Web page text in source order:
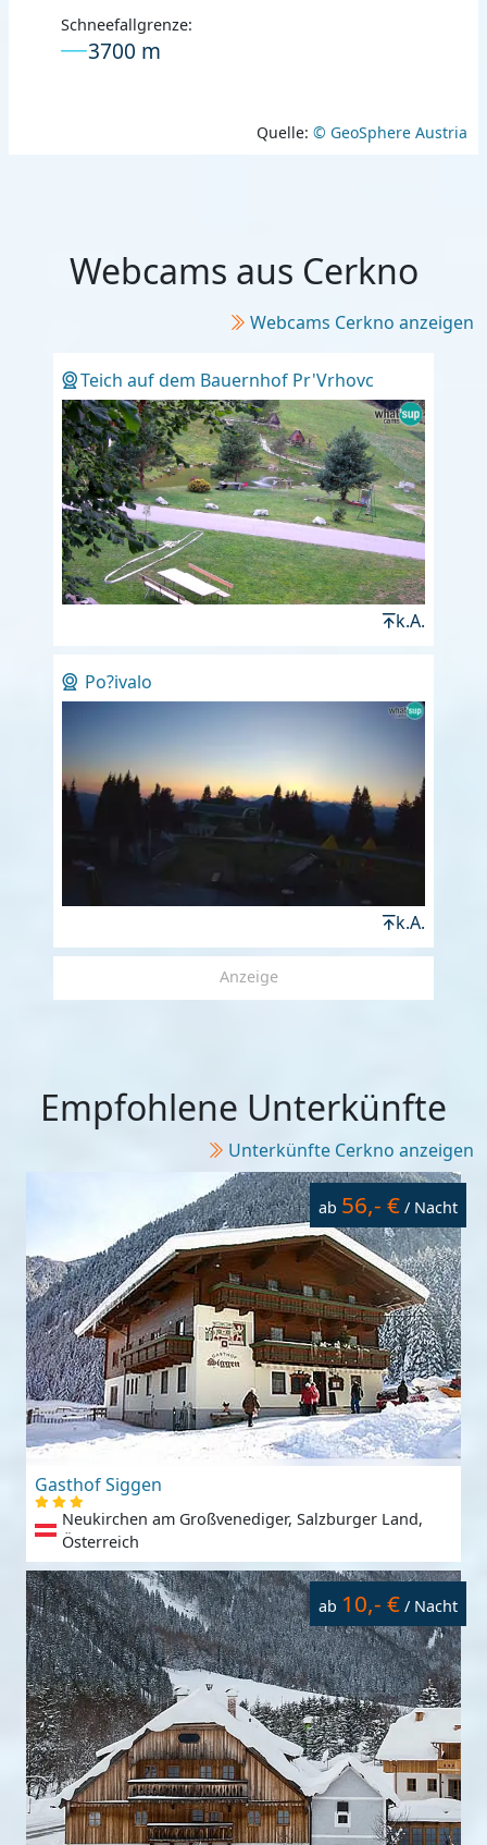
Schneefallgrenze:
3700 m
Quelle: © GeoSphere Austria
Webcams aus Cerkno
Webcams Cerkno anzeigen
Teich auf dem Bauernhof Pr'Vrhovc
k.A.
Po?ivalo
k.A.
Anzeige
Empfohlene Unterkünfte
Unterkünfte Cerkno anzeigen
ab 56,- € / Nacht
Gasthof Siggen
Neukirchen am Großvenediger, Salzburger Land,
Österreich
ab 10,- € / Nacht